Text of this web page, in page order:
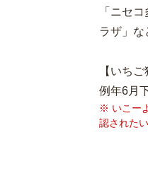
「ニセ
ラザ」な
【いちご
例年6月
※ いこー
認された